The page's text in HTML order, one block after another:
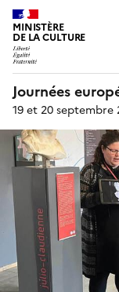
MINISTÈRE
DE LA CULTURE
Journées
19 et 20 septembre